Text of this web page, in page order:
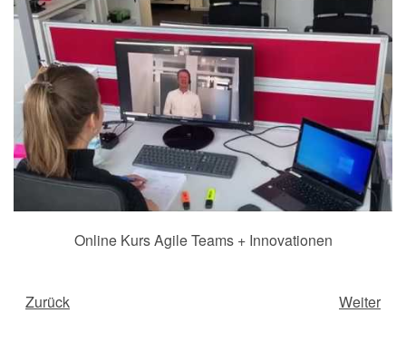
Online Kurs Agile Teams + Innovationen
Zurück Weiter